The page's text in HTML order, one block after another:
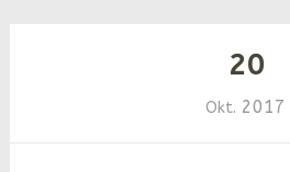
20
Okt. 2017